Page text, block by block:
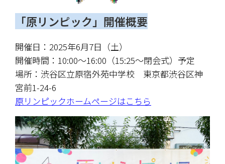
「原リンピック」開催概要
開催日：2025年6月7日（土）
開催時間：10:00〜16:00（15:25〜閉会式）予定
場所：渋谷区立原宿外苑中学校　東京都渋谷区神
宮前1-24-6
原リンピックホームページはこちら